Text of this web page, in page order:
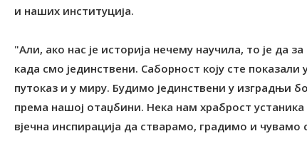
и наших институција.
"Али, ако нас је историја нечему научила, то је да
када смо јединствени. Саборност коју сте
путоказ и у миру. Будимо јединствени у изградњи
према нашој отаџбини. Нека нам храброст
вјечна инспирација да стварамо, градимо и